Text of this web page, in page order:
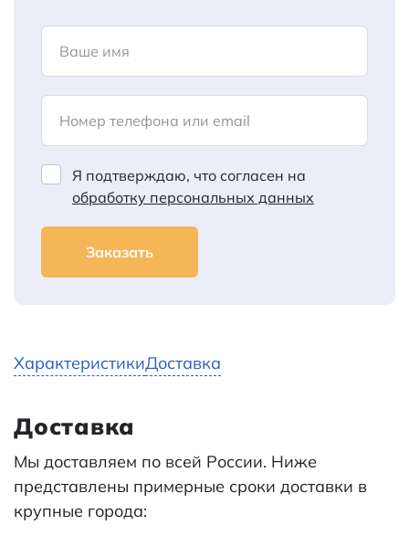
Ваше имя
Номер телефона или email
Я подтверждаю, что согласен на
обработку персональных данных
Заказать
ХарактеристикиДоставка
Доставка
Мы доставляем по всей России. Ниже
представлены примерные сроки доставки в
крупные города: